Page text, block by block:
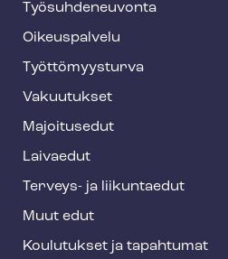
f
o
o
t
e
Työ­suh­de­neu­von­ta
Oikeuspalvelu
Työt­tö­myys­tur­va
Vakuutukset
Majoitusedut
Laivaedut
Terveys- ja liikuntaedut
Muut edut
Koulutukset ja tapahtumat